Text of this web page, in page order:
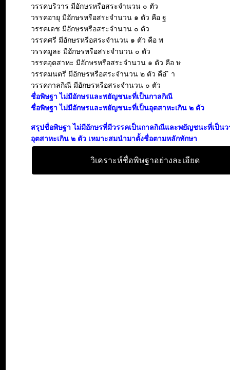
วรรคบริวาร มีอักษรหรือสระจำนวน ๐ ตัว
วรรคอายุ มีอักษรหรือสระจำนวน ๑ ตัว คือ ฐ
วรรคเดช มีอักษรหรือสระจำนวน ๐ ตัว
วรรคศรี มีอักษรหรือสระจำนวน ๑ ตัว คือ พ
วรรคมูละ มีอักษรหรือสระจำนวน ๐ ตัว
วรรคอุตสาหะ มีอักษรหรือสระจำนวน ๑ ตัว คือ ษ
วรรคมนตรี มีอักษรหรือสระจำนวน ๒ ตัว คือ ิ า
วรรคกาลกิณี มีอักษรหรือสระจำนวน ๐ ตัว
ชื่อพิษฐา ไม่มีอักษรและพยัญชนะที่เป็นกาลกิณี
ชื่อพิษฐา ไม่มีอักษรและพยัญชนะที่เป็นอุตสาหะเกิน ๒ ตัว
สรุปชื่อพิษฐา ไม่มีอักษรที่มีวรรคเป็นกาลกิณีและพยัญชนะที่เป็นว
อุตสาหะเกิน ๒ ตัว เหมาะสมนำมาตั้งชื่อตามหลักทักษา
วิเคราะห์ชื่อพิษฐาอย่างละเอียด